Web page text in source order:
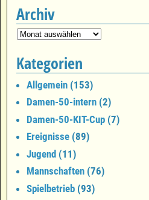
Archiv
Kategorien
Allgemein (153)
Damen-50-intern (2)
Damen-50-KIT-Cup (7)
Ereignisse (89)
Jugend (11)
Mannschaften (76)
Spielbetrieb (93)